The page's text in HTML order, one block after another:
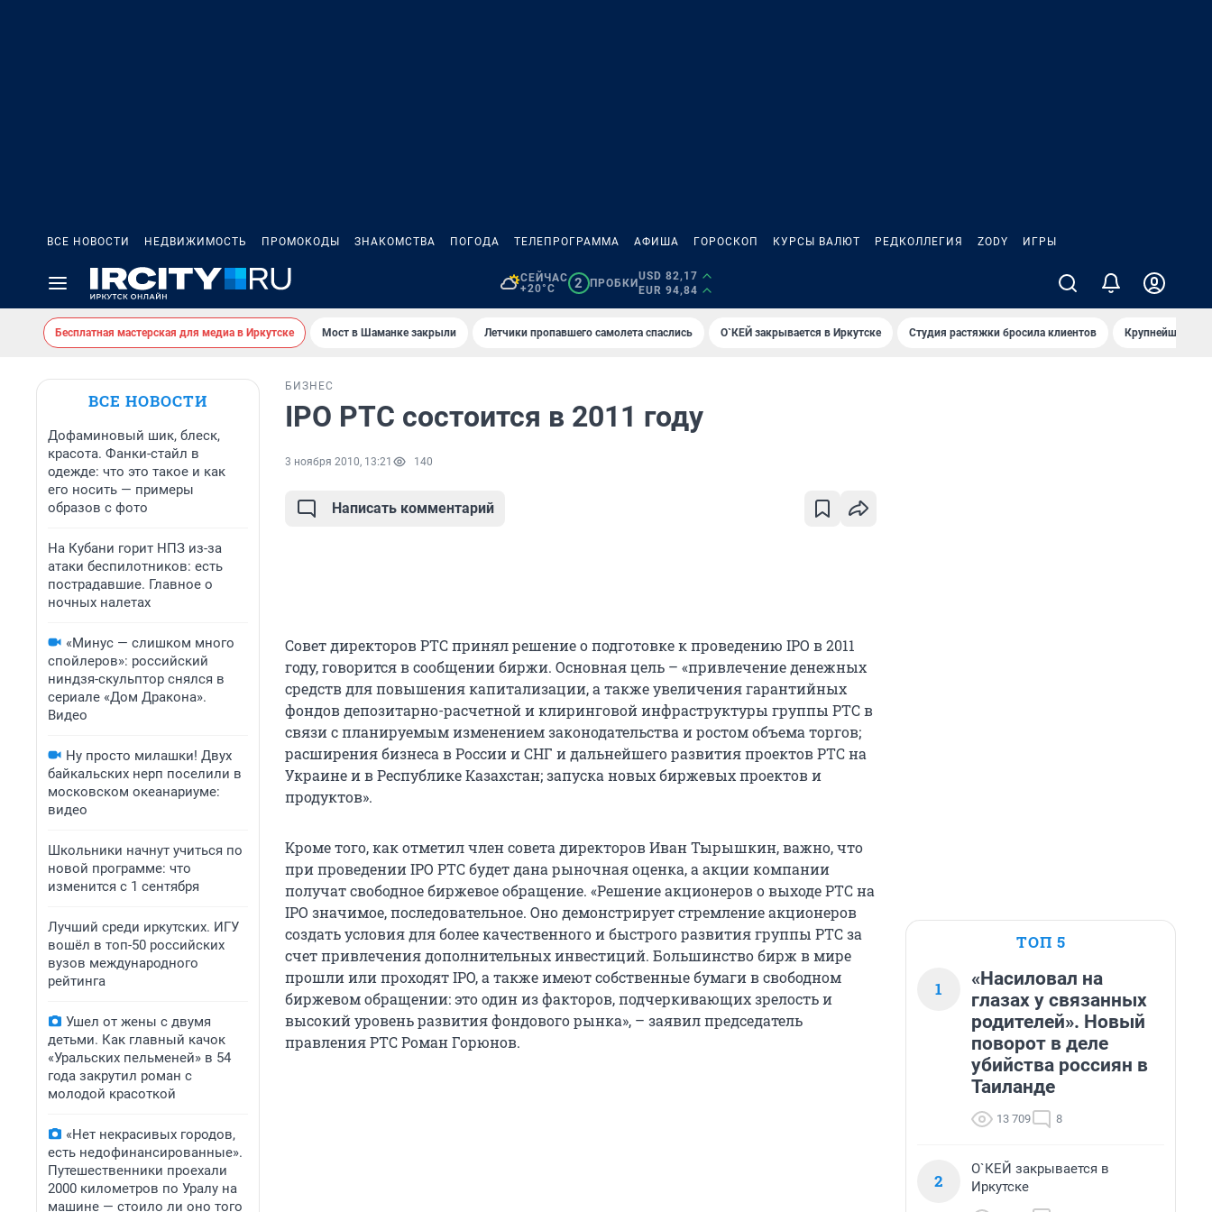
ВСЕ НОВОСТИ НЕДВИЖИМОСТЬ ПРОМОКОДЫ ЗНАКОМСТВА ПОГОДА ТЕЛЕПРОГРАММА АФИША ГОРОСКОП КУРСЫ ВАЛЮТ РЕДКОЛЛЕГИЯ ZODY ИГРЫ
СЕЙЧАС
+20°C
2 ПРОБКИ
USD 82,17
EUR 94,84
Бесплатная мастерская для медиа в Иркутске Мост в Шаманке закрыли Летчики пропавшего самолета спаслись О`КЕЙ закрывается в Иркутске Студия растяжки бросила клиентов Крупнейшие
ВСЕ НОВОСТИ
Дофаминовый шик, блеск,
красота. Фанки-стайл в
одежде: что это такое и как
его носить — примеры
образов с фото
На Кубани горит НПЗ из-за
атаки беспилотников: есть
пострадавшие. Главное о
ночных налетах
«Минус — слишком много
спойлеров»: российский
ниндзя-скульптор снялся в
сериале «Дом Дракона».
Видео
Ну просто милашки! Двух
байкальских нерп поселили в
московском океанариуме:
видео
Школьники начнут учиться по
новой программе: что
изменится с 1 сентября
Лучший среди иркутских. ИГУ
вошёл в топ-50 российских
вузов международного
рейтинга
Ушел от жены с двумя
детьми. Как главный качок
«Уральских пельменей» в 54
года закрутил роман с
молодой красоткой
«Нет некрасивых городов,
есть недофинансированные».
Путешественники проехали
2000 километров по Уралу на
машине — стоило ли оно того
БИЗНЕС
IPO РТС состоится в 2011 году
3 ноября 2010, 13:21 140
Написать комментарий
Совет директоров РТС принял решение о подготовке к проведению IPO в 2011
году, говорится в сообщении биржи. Основная цель – «привлечение денежных
средств для повышения капитализации, а также увеличения гарантийных
фондов депозитарно-расчетной и клиринговой инфраструктуры группы РТС в
связи с планируемым изменением законодательства и ростом объема торгов;
расширения бизнеса в России и СНГ и дальнейшего развития проектов РТС на
Украине и в Республике Казахстан; запуска новых биржевых проектов и
продуктов».
Кроме того, как отметил член совета директоров Иван Тырышкин, важно, что
при проведении IPO РТС будет дана рыночная оценка, а акции компании
получат свободное биржевое обращение. «Решение акционеров о выходе РТС на
IPO значимое, последовательное. Оно демонстрирует стремление акционеров
создать условия для более качественного и быстрого развития группы РТС за
счет привлечения дополнительных инвестиций. Большинство бирж в мире
прошли или проходят IPO, а также имеют собственные бумаги в свободном
биржевом обращении: это один из факторов, подчеркивающих зрелость и
высокий уровень развития фондового рынка», – заявил председатель
правления РТС Роман Горюнов.
ТОП 5
1
«Насиловал на
глазах у связанных
родителей». Новый
поворот в деле
убийства россиян в
Таиланде
13 709 8
2
О`КЕЙ закрывается в
Иркутске